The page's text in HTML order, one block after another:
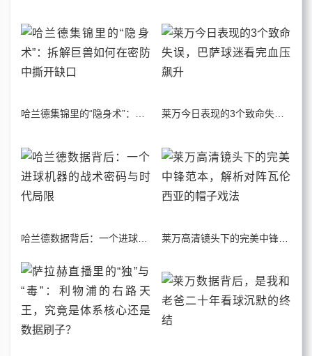
哈兰德集锦里的“隐身术”：拆解巨兽如何在密防中撕开缺口 莱万今日表现的3个致命失误，巴萨球迷看完血压飙升
莱万高清镜头下的完美中锋范本，解析对阵瓦伦西亚的帽子戏法